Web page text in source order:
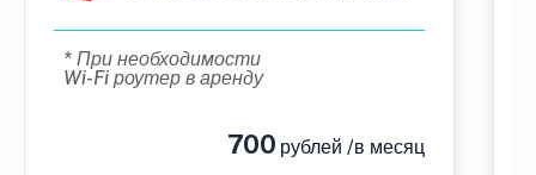
* При необходимости
Wi-Fi роутер в аренду
700 рублей /в месяц